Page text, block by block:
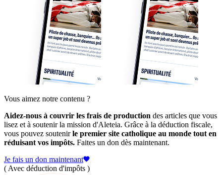
Vous aimez notre contenu ?
Aidez-nous à couvrir les frais de production des articles que vous
lisez et à soutenir la mission d'Aleteia. Grâce à la déduction fiscale,
vous pouvez soutenirle premier site catholique au monde tout en
réduisant vos impôts. Faites un don dès maintenant.
Je fais un don maintenant
( Avec déduction d'impôts )